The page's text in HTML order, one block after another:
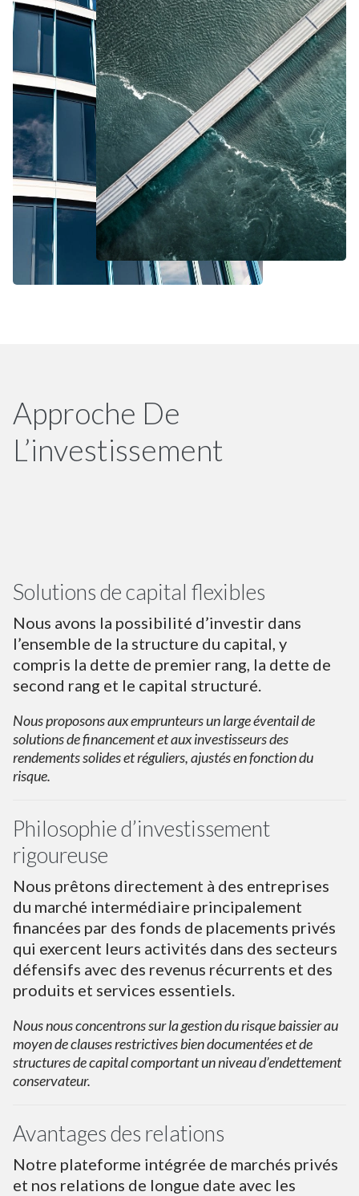
Approche De
L’investissement
Solutions de capital flexibles
Nous avons la possibilité d’investir dans
l’ensemble de la structure du capital, y
compris la dette de premier rang, la dette de
second rang et le capital structuré.
Nous proposons aux emprunteurs un large éventail de
solutions de financement et aux investisseurs des
rendements solides et réguliers, ajustés en fonction du
risque.
Philosophie d’investissement
rigoureuse
Nous prêtons directement à des entreprises
du marché intermédiaire principalement
financées par des fonds de placements privés
qui exercent leurs activités dans des secteurs
défensifs avec des revenus récurrents et des
produits et services essentiels.
Nous nous concentrons sur la gestion du risque baissier au
moyen de clauses restrictives bien documentées et de
structures de capital comportant un niveau d’endettement
conservateur.
Avantages des relations
Notre plateforme intégrée de marchés privés
et nos relations de longue date avec les